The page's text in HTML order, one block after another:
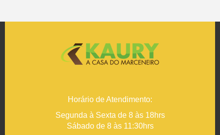
Horário de Atendimento:
Segunda à Sexta de 8 às 18hrs
Sábado de 8 às 11:30hrs